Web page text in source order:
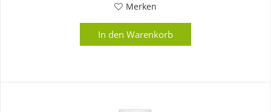
Merken
In den Warenkorb